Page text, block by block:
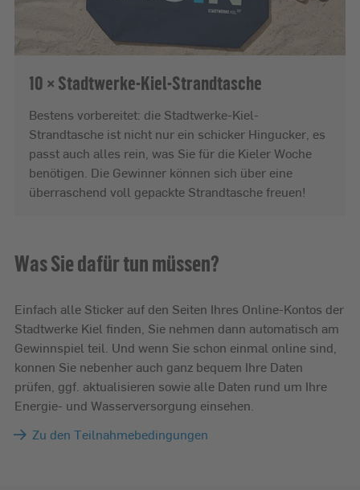
10 × Stadtwerke-Kiel-Strandtasche
Bestens vorbereitet: die Stadtwerke-Kiel-
Strandtasche ist nicht nur ein schicker Hingucker, es
passt auch alles rein, was Sie für die Kieler Woche
benötigen. Die Gewinner können sich über eine
überraschend voll gepackte Strandtasche freuen!
Was Sie dafür tun müssen?
Einfach alle Sticker auf den Seiten Ihres Online-Kontos der
Stadtwerke Kiel finden, Sie nehmen dann automatisch am
Gewinnspiel teil. Und wenn Sie schon einmal online sind,
konnen Sie nebenher auch ganz bequem Ihre Daten
prüfen, ggf. aktualisieren sowie alle Daten rund um Ihre
Energie- und Wasserversorgung einsehen.
Zu den Teilnahmebedingungen